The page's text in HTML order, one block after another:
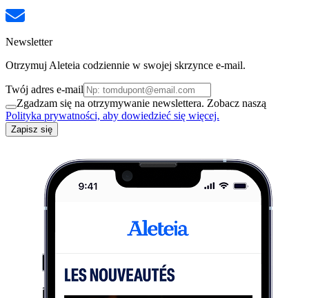
Newsletter
Otrzymuj Aleteia codziennie w swojej skrzynce e-mail.
Twój adres e-mail
Zgadzam się na otrzymywanie newslettera. Zobacz naszą
Polityka prywatności, aby dowiedzieć się więcej.
Zapisz się